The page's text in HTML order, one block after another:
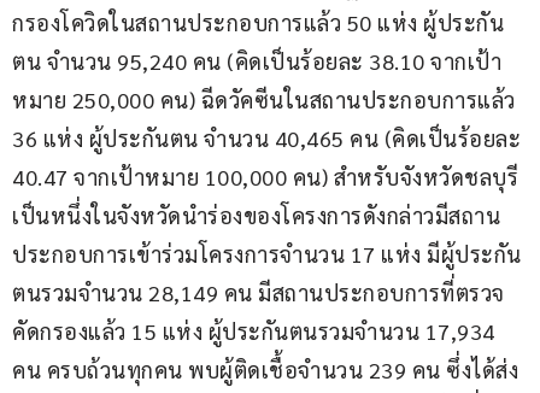
กรองโควิดในสถานประกอบการแล้ว 50 แห่ง ผู้ประกัน
ตน จำนวน 95,240 คน (คิดเป็นร้อยละ 38.10 จากเป้า
หมาย 250,000 คน) ฉีดวัคซีนในสถานประกอบการแล้ว
36 แห่ง ผู้ประกันตน จำนวน 40,465 คน (คิดเป็นร้อยละ
40.47 จากเป้าหมาย 100,000 คน) สำหรับจังหวัดชลบุรี
เป็นหนึ่งในจังหวัดนำร่องของโครงการดังกล่าวมีสถาน
ประกอบการเข้าร่วมโครงการจำนวน 17 แห่ง มีผู้ประกัน
ตนรวมจำนวน 28,149 คน มีสถานประกอบการที่ตรวจ
คัดกรองแล้ว 15 แห่ง ผู้ประกันตนรวมจำนวน 17,934
คน ครบถ้วนทุกคน พบผู้ติดเชื้อจำนวน 239 คน ซึ่งได้ส่ง